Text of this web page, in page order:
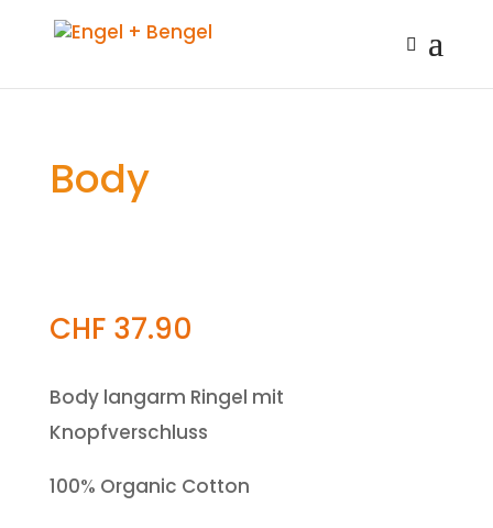
Body
CHF37.90
Body langarm Ringel mit
Knopfverschluss
100% Organic Cotton